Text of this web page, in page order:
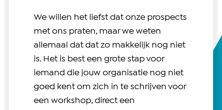
We willen het liefst dat onze prospects
met ons praten, maar we weten
allemaal dat dat zo makkelijk nog niet
is. Het is best een grote stap voor
iemand die jouw organisatie nog niet
goed kent om zich in te schrijven voor
een workshop, direct een